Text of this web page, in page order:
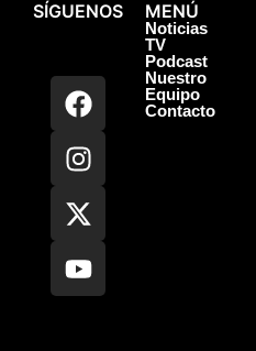
SÍGUENOS MENÚ
Noticias
TV
Podcast
Nuestro
Equipo
Contacto